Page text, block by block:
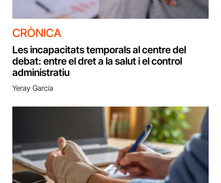
CRÒNICA
Les incapacitats temporals al centre del
debat: entre el dret a la salut i el control
administratiu
Yeray García